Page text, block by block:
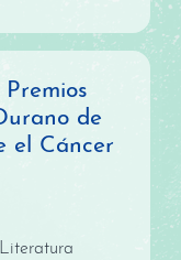
de
el Cáncer